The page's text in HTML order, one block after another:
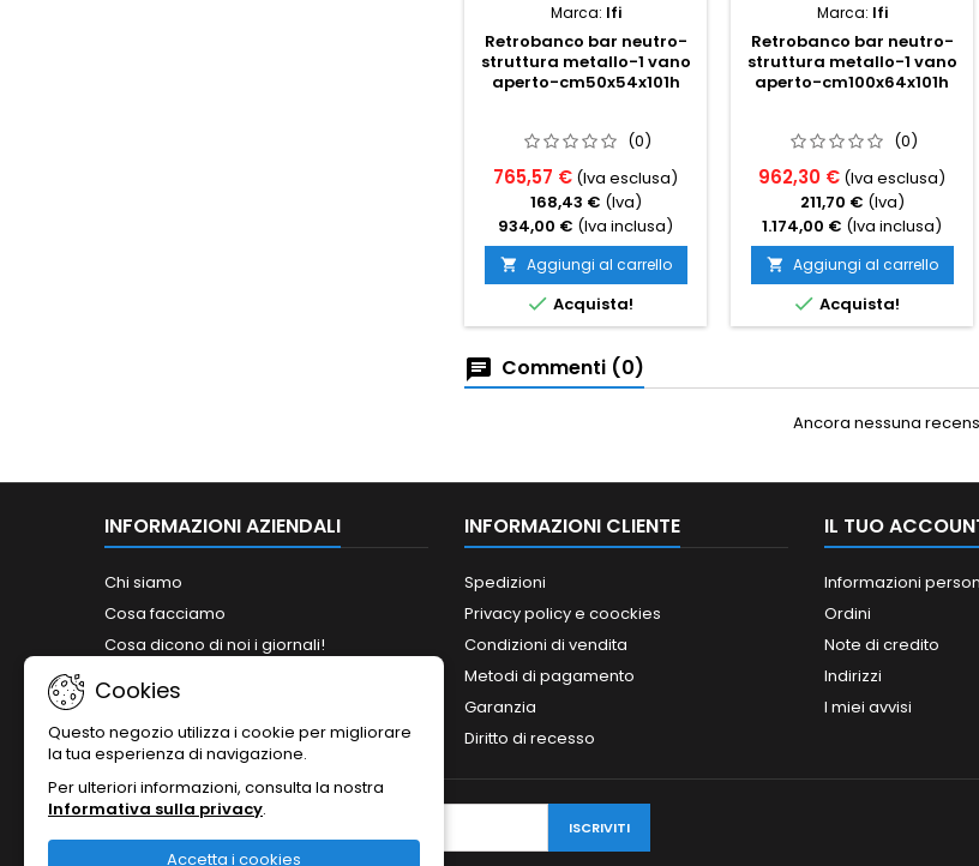
Marca: Ifi
Retrobanco bar neutro-
struttura metallo-1 vano
aperto-cm50x54x101h
(0)
765,57 € (Iva esclusa)
168,43 € (Iva)
934,00 € (Iva inclusa)
 Aggiungi al carrello
 Acquista!
Marca: Ifi
Retrobanco bar neutro-
struttura metallo-1 vano
aperto-cm100x64x101h
(0)
962,30 € (Iva esclusa)
211,70 € (Iva)
1.174,00 € (Iva inclusa)
 Aggiungi al carrello
 Acquista!
Commenti (0)
Ancora nessuna
INFORMAZIONI AZIENDALI
Chi siamo
Cosa facciamo
Cosa dicono di noi i giornali!
Contattaci
INFORMAZIONI CLIENTE
Spedizioni
Privacy policy e coockies
Condizioni di vendita
Metodi di pagamento
Garanzia
Diritto di recesso
IL TUO
Informazioni
Ordini
Note di credito
Indirizzi
I miei avvisi
Cookies
Questo negozio utilizza i cookie per migliorare
la tua esperienza di navigazione.
Per ulteriori informazioni, consulta la nostra
Informativa sulla privacy.
Accetta i cookies